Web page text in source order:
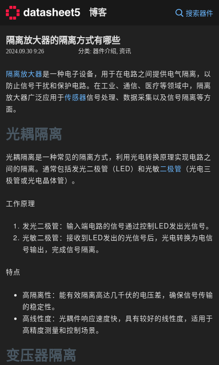
Skip
博客 搜索器件
隔离放大器的隔离方式有哪些
2024.09.30 9:26 分类: 器件介绍, 资讯
隔离放大器是一种电子设备，用于在电路之间提供电气隔离，以
防止信号干扰和保护电路。在工业、通信、医疗等领域中，隔离
放大器广泛应用于传感器信号处理、数据采集以及信号隔离等方
面。
光耦隔离
光耦隔离是一种常见的隔离方式，利用光电转换原理实现电路之
间的隔离。通常包括发光二极管（LED）和光敏二极管 （光电三
极管或光电晶体管）。
工作原理
发光二极管：输入端电路的信号通过控制LED发出光信号。
光敏二极管：接收到LED发出的光信号后，光电转换为电信
号输出，完成信号隔离。
特点
高隔离性：能有效隔离高达几千伏的电压差，确保信号传输
的稳定性。
高线性度：光耦件响应速度快，具有较好的线性度，适用于
高精度测量和控制场景。
变压器隔离